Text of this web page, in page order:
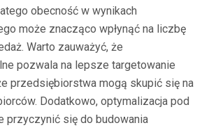
obecność w wynikach
może znacząco wpłynąć na liczbę
Warto zauważyć, że
pozwala na lepsze targetowanie
przedsiębiorstwa mogą skupić się na
Dodatkowo, optymalizacja pod
przyczynić się do budowania